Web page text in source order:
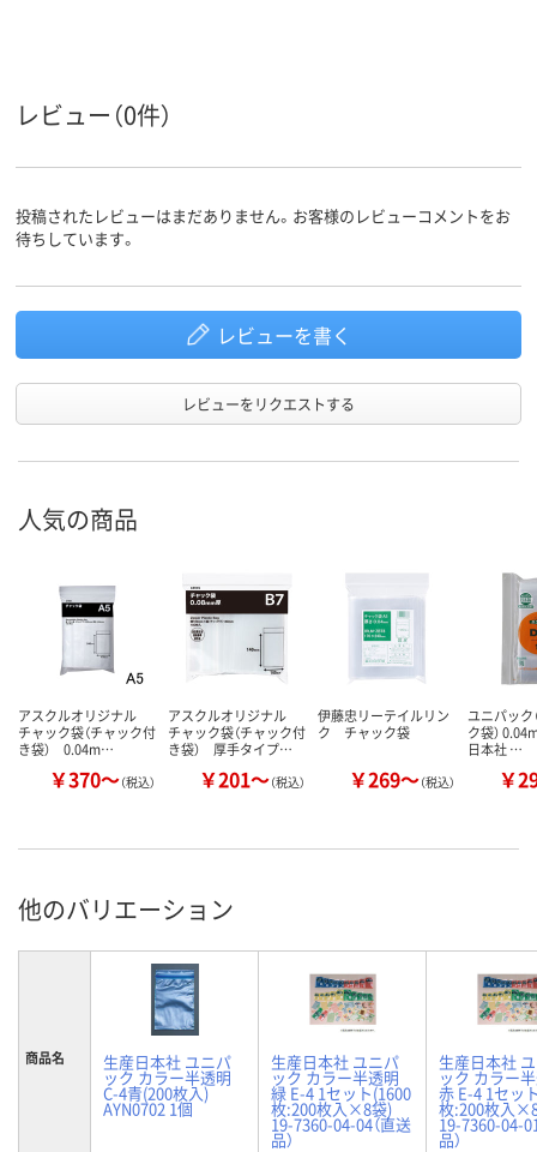
ループ
し）
し）
LDPE（ツルツルタイ
プ）
ポリエチレン、
LDPE（ツルツルタイ
プ）
ポリエチレン
LDPE（ツル
プ）
アスクル
25
レビュー（0件）
投稿されたレビューはまだありません。お客様のレビューコメントをお
待ちしています。
レビューを書く
レビューをリクエストする
人気の商品
アスクルオリジナル
チャック袋（チャック付
き袋） 0.04m…
￥370～（税込）
アスクルオリジナル
チャック袋（チャック付
き袋） 厚手タイプ…
￥201～（税込）
伊藤忠リーテイルリン
ク チャック袋
￥269～（税込）
ユニパック
ク袋）
日本社 …
￥
他のバリエーション
商品名 生産日本社 ユニパ
ック カラー半透明
C-4青(200枚入)
AYN0702 1個
生産日本社 ユニパ
ック カラー半透明
緑 E-4 1セット(1600
枚:200枚入×8袋)
19-7360-04-04（直送
品）
生産日本社
ック カラー
赤 E-4 1セッ
枚:200枚入
19-7360-04-
品）